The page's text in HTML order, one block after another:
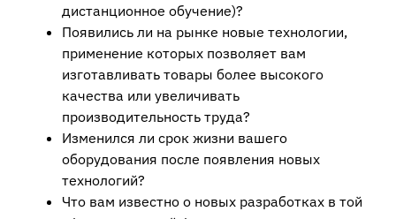
дистанционное обучение)?
Появились ли на рынке новые технологии,
применение которых позволяет вам
изготавливать товары более высокого
качества или увеличивать
производительность труда?
Изменился ли срок жизни вашего
оборудования после появления новых
технологий?
Что вам известно о новых разработках в той